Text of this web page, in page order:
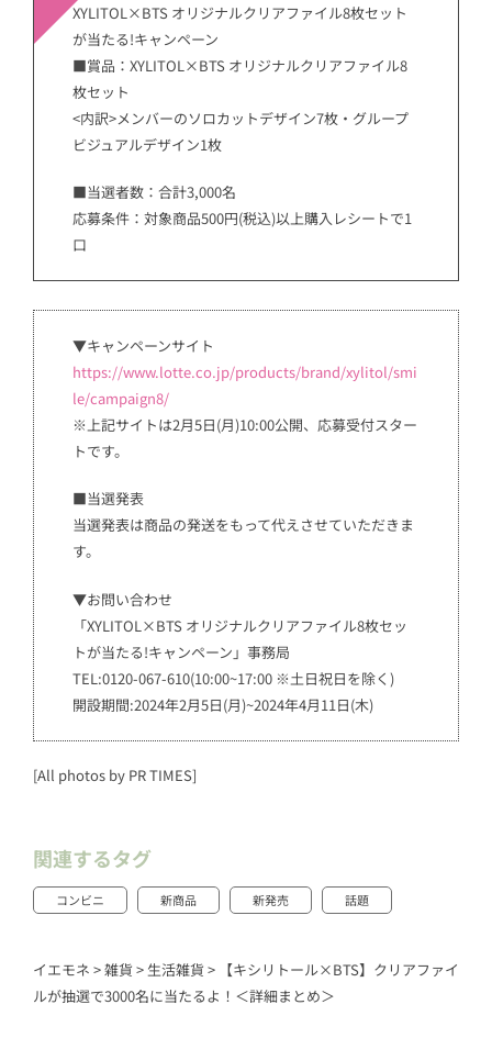
XYLITOL×BTS オリジナルクリアファイル8枚セット
が当たる!キャンペーン
■賞品：XYLITOL×BTS オリジナルクリアファイル8
枚セット
<内訳>メンバーのソロカットデザイン7枚・グループ
ビジュアルデザイン1枚
■当選者数：合計3,000名
応募条件：対象商品500円(税込)以上購入レシートで1
口
▼キャンペーンサイト
https://www.lotte.co.jp/products/brand/xylitol/smi
le/campaign8/
※上記サイトは2月5日(月)10:00公開、応募受付スター
トです。
■当選発表
当選発表は商品の発送をもって代えさせていただきま
す。
▼お問い合わせ
「XYLITOL×BTS オリジナルクリアファイル8枚セッ
トが当たる!キャンペーン」事務局
TEL:0120-067-610(10:00~17:00 ※土日祝日を除く)
開設期間:2024年2月5日(月)~2024年4月11日(木)
[All photos by PR TIMES]
関連するタグ
コンビニ 新商品 新発売 話題
イエモネ >雑貨 > 生活雑貨 > 【キシリトール×BTS】クリアファイ
ルが抽選で3000名に当たるよ！＜詳細まとめ＞